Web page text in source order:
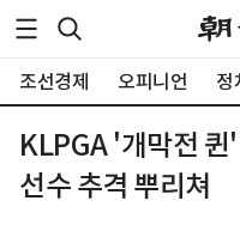
조선경제 오피니언 정
KLPGA '개막전
선수 추격 뿌리쳐